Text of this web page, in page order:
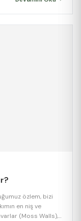
drenaj sistemini
özlem, bizi
en niş ve
(Moss Walls),